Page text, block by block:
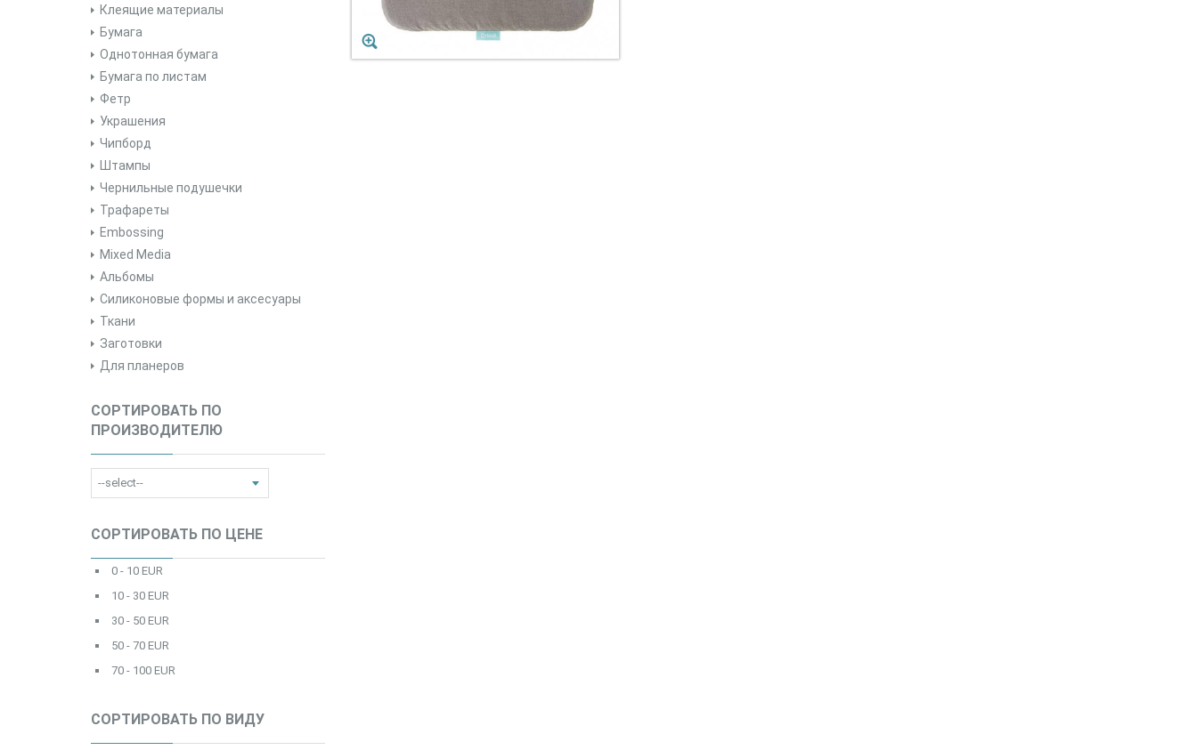
Клеящие материалы
Бумага
Однотонная бумага
Бумага по листам
Фетр
Украшения
Чипборд
Штампы
Чернильные подушечки
Трафареты
Embossing
Mixed Media
Альбомы
Силиконовые формы и аксесуары
Ткани
Заготовки
Для планеров
СОРТИРОВАТЬ ПО
ПРОИЗВОДИТЕЛЮ
СОРТИРОВАТЬ ПО ЦЕНЕ
0 - 10 EUR
10 - 30 EUR
30 - 50 EUR
50 - 70 EUR
70 - 100 EUR
СОРТИРОВАТЬ ПО ВИДУ